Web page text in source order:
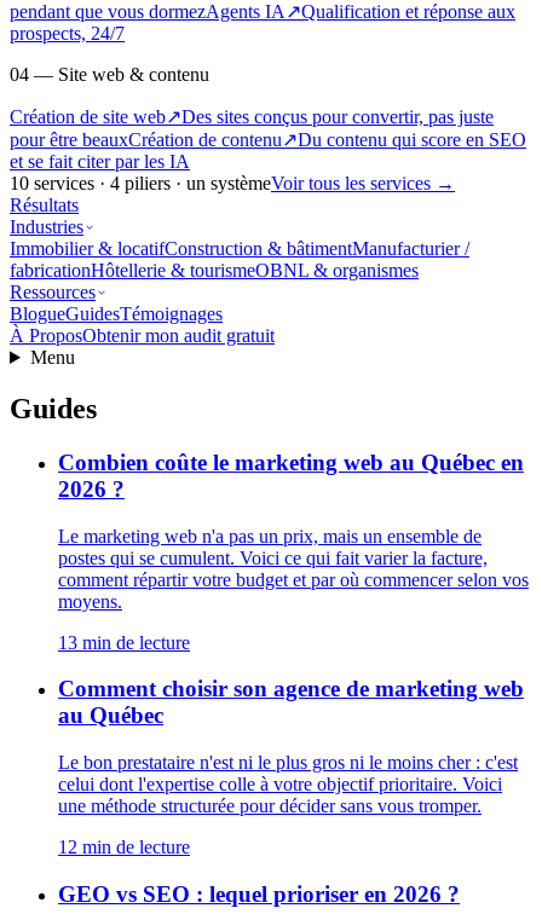
pendant que vous dormezAgents IA ↗Qualification et réponse aux
prospects, 24/7
04 — Site web & contenu
Création de site web↗Des sites conçus pour convertir, pas juste
pour être beauxCréation de contenu↗Du contenu qui score en SEO
et se fait citer par les IA
10 services · 4 piliers · un systèmeVoir tous les services →
Résultats
Industries
Immobilier & locatifConstruction & bâtimentManufacturier /
fabricationHôtellerie & tourismeOBNL & organismes
Ressources
BlogueGuidesTémoignages
À ProposObtenir mon audit gratuit
Menu
Guides
Combien coûte le marketing web au Québec en
2026 ?
Le marketing web n'a pas un prix, mais un ensemble de
postes qui se cumulent. Voici ce qui fait varier la facture,
comment répartir votre budget et par où commencer selon vos
moyens.
13 min de lecture
Comment choisir son agence de marketing web
au Québec
Le bon prestataire n'est ni le plus gros ni le moins cher : c'est
celui dont l'expertise colle à votre objectif prioritaire. Voici
une méthode structurée pour décider sans vous tromper.
12 min de lecture
GEO vs SEO : lequel prioriser en 2026 ?